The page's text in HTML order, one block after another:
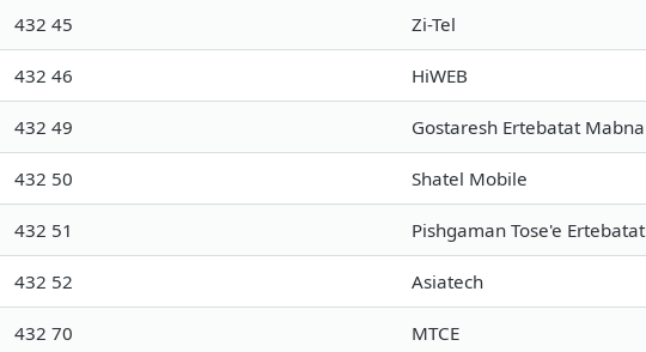
432 45 Zi-Tel
432 46 HiWEB
432 49 Gostaresh Ertebatat Mabna
432 50 Shatel Mobile
432 51 Pishgaman Tose'e Ertebatat
432 52 Asiatech
432 70 MTCE